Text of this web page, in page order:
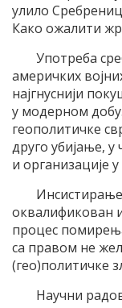
улило
Како ожалити
Употреба
америчких
најгнуснији
у модерном
геополитичке
друго убијање, у
и организације у
оквалификован
процес
са правом не
(гео)политичке
Научни